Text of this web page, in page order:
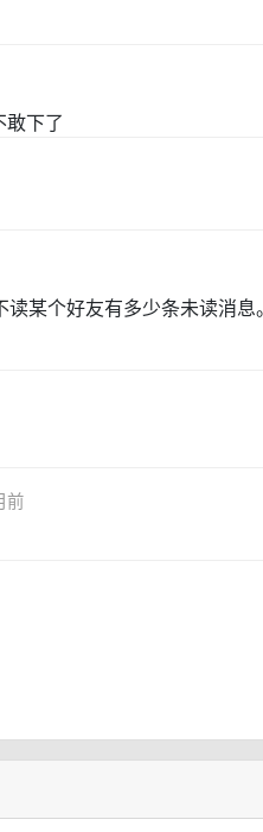
下了
读某个好友有多少条未读消
前